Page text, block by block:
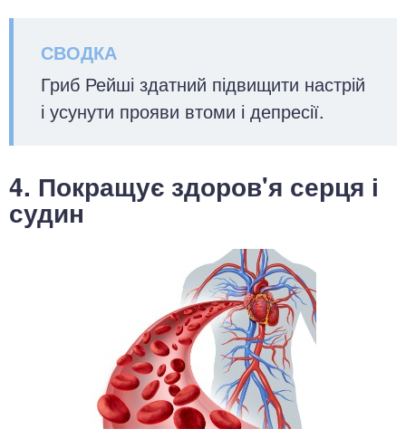
Гриб Рейші здатний підвищити настрій
і усунути прояви втоми і депресії.
4. Покращує здоров'я серця і
судин